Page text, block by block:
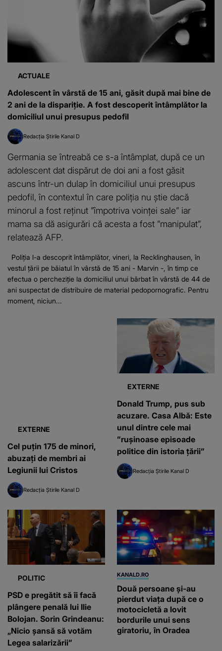
ACTUALE
Adolescent în vârstă de 15 ani, găsit după mai bine de
2 ani de la dispariție. A fost descoperit întâmplător la
domiciliul unui presupus pedofil
Redacția Știrile Kanal D
Germania se întreabă ce s-a întâmplat, după ce un
adolescent dat dispărut de doi ani a fost găsit
ascuns într-un dulap în domiciliul unui presupus
pedofil, în contextul în care poliţia nu ştie dacă
minorul a fost reţinut ”împotriva voinţei sale” iar
mama sa dă asigurări că acesta a fost ”manipulat”,
relatează AFP.
Poliţia l-a descoprit întâmplător, vineri, la Recklinghausen, în
vestul ţării pe băiatul în vârstă de 15 ani - Marvin -, în timp ce
efectua o percheziţie la domiciliul unui bărbat în vârstă de 44 de
ani suspectat de distribuire de material pedopornografic. Pentru
moment, niciun...
EXTERNE
Cel puţin 175 de minori,
abuzaţi de membri ai
Legiunii lui Cristos
Redacția Știrile Kanal D
EXTERNE
Donald Trump, pus sub
acuzare. Casa Albă: Este
unul dintre cele mai
”ruşinoase episoade
politice din istoria ţării”
Redacția Știrile Kanal D
POLITIC
PSD e pregătit să îi facă
plângere penală lui Ilie
Bolojan. Sorin Grindeanu:
„Nicio șansă să votăm
Legea salarizării”
KANALD.RO
Două persoane și-au
pierdut viața după ce o
motocicletă a lovit
bordurile unui sens
giratoriu, în Oradea